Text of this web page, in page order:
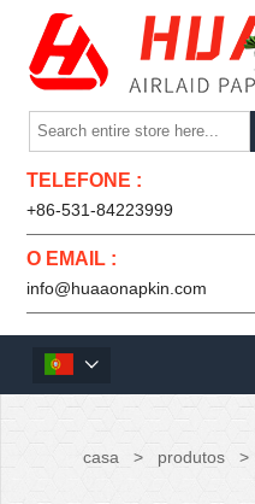
TELEFONE :
+86-531-84223999
O EMAIL :
info@huaaonapkin.com

casa > produtos >